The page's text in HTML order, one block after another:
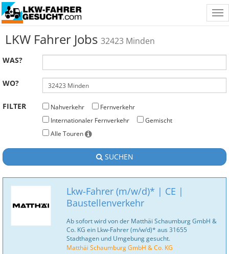
LKW Fahrer Jobs 32423 Minden
WAS?
WO?
FILTER Nahverkehr
Fernverkehr
Internationaler Fernverkehr
Gemischt
Alle Touren
SUCHEN
Lkw-Fahrer (m/w/d)* | CE |
Baustellenverkehr
Ab sofort wird von der Matthäi Schaumburg GmbH &
Co. KG ein Lkw-Fahrer (m/w/d)* aus 31655
Stadthagen und Umgebung gesucht.
Matthäi Schaumburg GmbH & Co. KG